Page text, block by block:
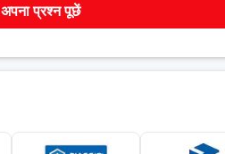
अपना प्रश्न पूछें